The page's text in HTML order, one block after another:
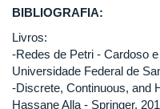
BIBLIOGRAFIA:
Livros:
-Redes de Petri - Cardoso
Universidade Federal de
-Discrete, Continuous, and
Hassane Alla - Springer.